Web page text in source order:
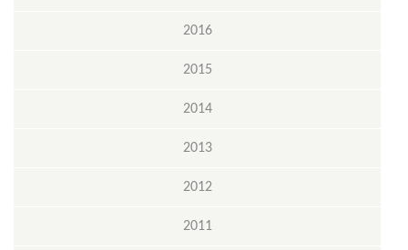
2016
2015
2014
2013
2012
2011